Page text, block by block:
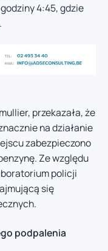
4:45, gdzie
przekazała, że
na działanie
zabezpieczono
Ze względu
policji
się
podpalenia